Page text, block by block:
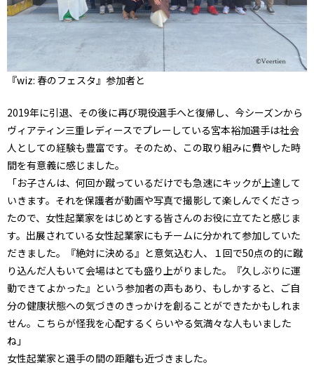
『wiz: 春のフェスタ』参加者と
2019年に引退、その後に再び現役選手へと復帰し、今シーズンから
ヴィアティン三重レディースでプレーしている宮本裕加選手は社会
人としての経験も豊富です。そのため、この取り組みに費やした時
間を有意義に感じました。
「お子さんは、何回か蹴っているだけでも急速にキックが上達して
いきます。それを保護者が動画や写真で撮影して楽しんでくださっ
たので、女性起業家をはじめとする皆さんのお役に立てたと感じま
す。出展されている女性起業家にもチームに分かれて参加していた
だきました。『絶対に決める』と意気込む人、１回で50点の的に蹴
り込んだ人もいて会場はとても盛り上がりました。『久しぶりに運
動できてよかった』という参加者の声もあり、もしかすると、ご自
分の健康状態への気づきのきっかけを創ることができたかもしれま
せん。こちらが怪我を心配するくらいやる気満々な人もいました
ね」
女性起業家と選手の間の距離も近づきました。